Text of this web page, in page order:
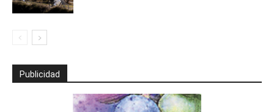
Publicidad